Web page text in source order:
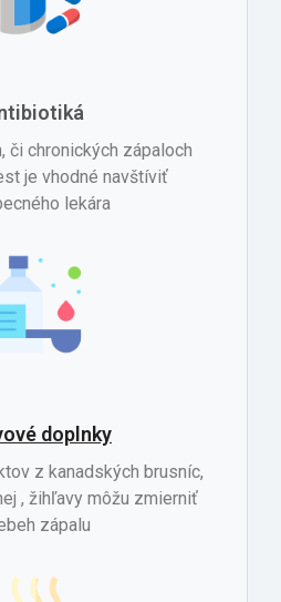
či chronických zápaloch
je vhodné navštíviť
lekára
doplnky
z kanadských brusníc,
, žihľavy môžu zmierniť
zápalu